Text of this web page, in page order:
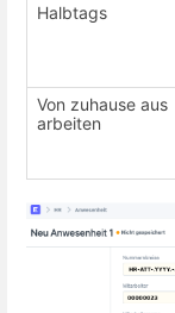
Halbtags
Von zuhause aus
arbeiten